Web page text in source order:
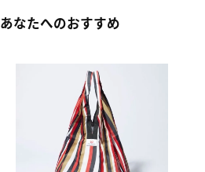
あなたへのおすすめ